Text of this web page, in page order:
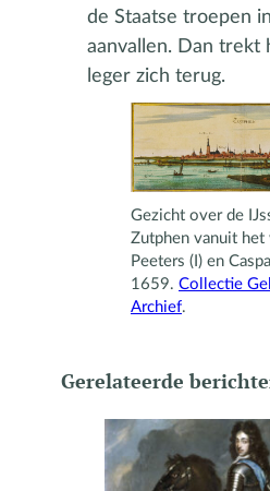
de Staatse troepen
aanvallen. Dan trekt
leger zich terug.
Gezicht over de
Zutphen vanuit het
Peeters (I) en
1659. Collectie
Archief.
Gerelateerde